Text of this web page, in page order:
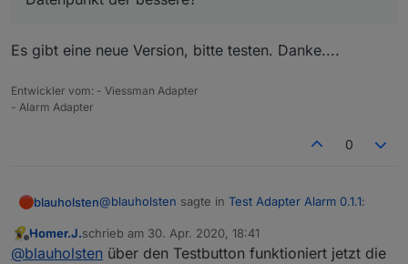
Es gibt eine neue Version, bitte testen. Danke....
Entwickler vom: - Viessman Adapter
- Alarm Adapter
0
blauholsten@blauholsten sagte in Test Adapter Alarm 0.1.1:
@Homer-J
Offline
Homer.J.schrieb am 30. Apr. 2020, 18:41
zuletzt editiert von
@blauholsten über den Testbutton funktioniert jetzt die